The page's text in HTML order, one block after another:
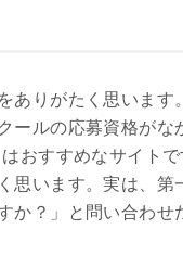
ありがたく思いま
ールの応募資格が
はおすすめなサイト
思います。実は、第
か？」と問い合わせ